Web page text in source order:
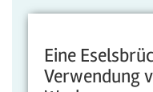
Eine
Verwendung